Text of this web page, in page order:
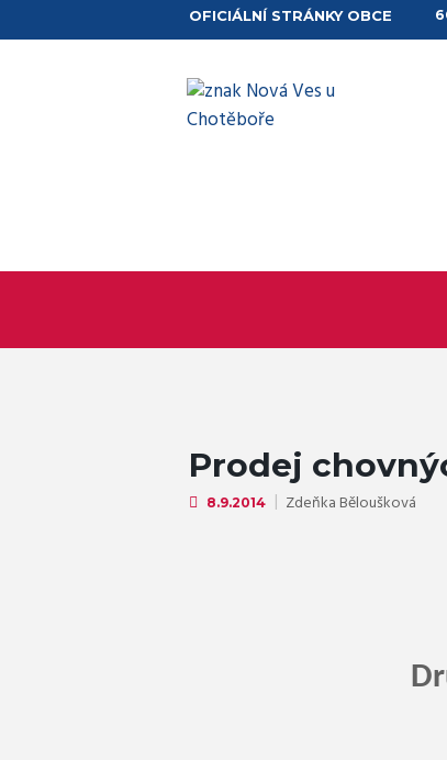
OFICIÁLNÍ STRÁNKY OBCE
Prodej
8.9.2014 Zdeňka Běloušková